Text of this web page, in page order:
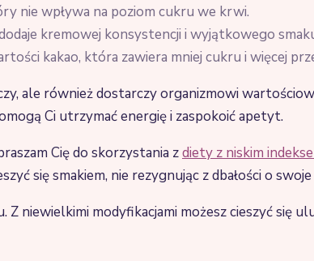
nie wpływa na poziom cukru we krwi.
kremowej konsystencji i wyjątkowego
kakao, która zawiera mniej cukru i więcej
ale również dostarczy organizmowi
Ci utrzymać energię i zaspokoić apetyt.
Cię do skorzystania zdiety z niskim
się smakiem, nie rezygnując z dbałości o
Z niewielkimi modyfikacjami możesz cieszyć się